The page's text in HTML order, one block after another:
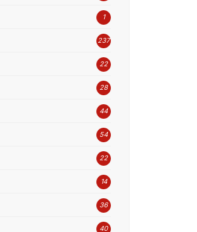
1
237
22
28
44
54
22
14
36
40